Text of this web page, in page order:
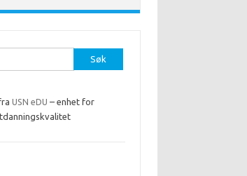
USN eDU – enhet for